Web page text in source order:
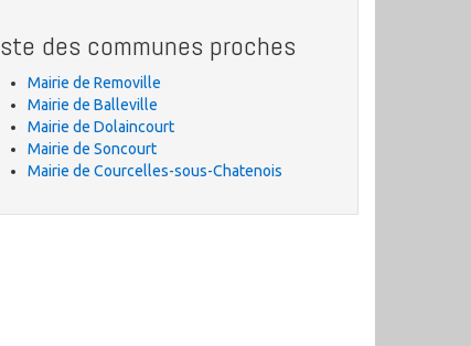
des communes proches
Mairie de Removille
Mairie de Balleville
Mairie de Dolaincourt
Mairie de Soncourt
Mairie de Courcelles-sous-Chatenois